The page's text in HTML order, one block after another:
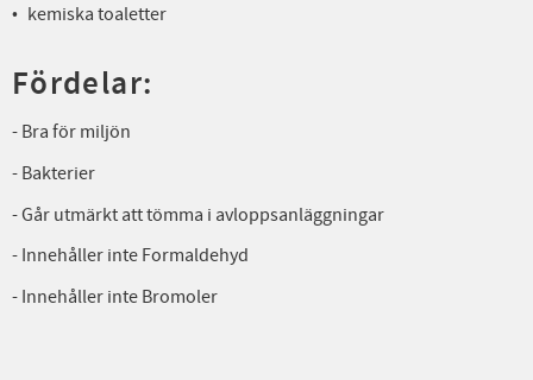
kemiska toaletter
Fördelar:
- Bra för miljön
- Bakterier
- Går utmärkt att tömma i avloppsanläggningar
- Innehåller inte Formaldehyd
- Innehåller inte Bromoler